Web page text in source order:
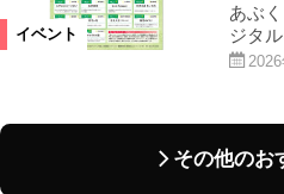
イベント
あぶ
ジタ
その他のお